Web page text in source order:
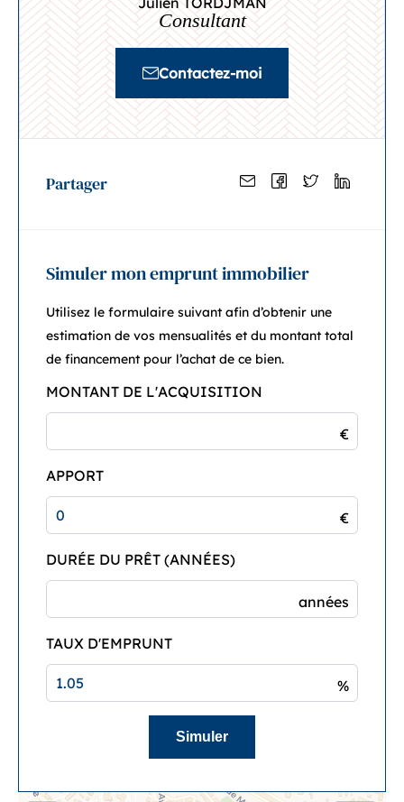
Consultant
Contactez-moi
Partager
Simuler mon emprunt immobilier
Utilisez le formulaire suivant afin d’obtenir une
estimation de vos mensualités et du montant total
de financement pour l’achat de ce bien.
MONTANT DE L'ACQUISITION
€
APPORT
€
DURÉE DU PRÊT (ANNÉES)
années
TAUX D'EMPRUNT
%
Simuler